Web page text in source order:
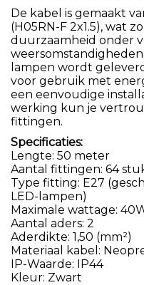
De kabel is gemaakt
(H05RN-F 2x1.5), wat
duurzaamheid onder
lampen wordt
voor gebruik met
een eenvoudige
werking kun je
fittingen.
Specificaties:
Lengte: 50 meter
Aantal fittingen: 64
Type fitting: E27
LED-lampen)
Maximale wattage:
Aantal aders: 2
Aderdikte: 1,50 (mm²)
Materiaal kabel:
IP-Waarde: IP44
Kleur: Zwart